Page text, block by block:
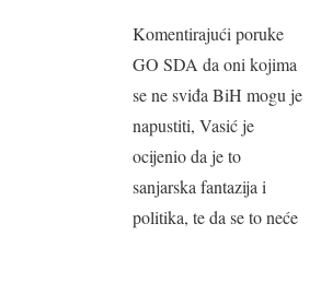
Komentirajući poruke
GO SDA da oni kojima
se ne sviđa BiH mogu je
napustiti, Vasić je
ocijenio da je to
sanjarska fantazija i
politika, te da se to neće